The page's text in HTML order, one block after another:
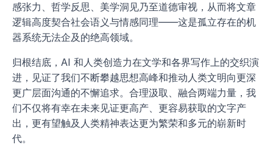
感张力、哲学反思、美学洞见乃至道德审视，从而将文章
逻辑高度契合社会语义与情感同理——这是孤立存在的机
器系统无法企及的绝高领域。
归根结底，AI 和人类创造力在文学和各界写作上的交织演
进，见证了我们不断攀越思想高峰和推动人类文明向更深
更广层面沟通的不懈追求。合理汲取、融合两端力量，我
们不仅将有幸在未来见证更高产、更容易获取的文字产
出，更有望触及人类精神表达更为繁荣和多元的崭新时
代。